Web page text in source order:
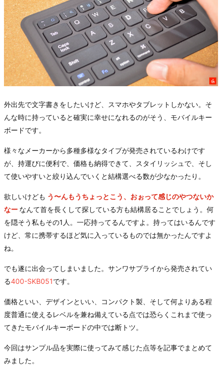
外出先で文字書きをしたいけど、スマホやタブレットしかない。そ
んな時に持っていると確実に幸せになれるのがそう、モバイルキー
ボードです。
様々なメーカーから多種多様なタイプが発売されているわけです
が、持運びに便利で、価格も納得できて、スタイリッシュで、そし
て使いやすいと絞り込んでいくと結構選べる数が少なかったり。
欲しいけども う〜んもうちょっとこう、おぉって感じのやつないか
なー なんて首を長くして探している方も結構居ることでしょう。何
を隠そう私もその1人。一応持ってるんですよ。持ってはいるんです
けど、常に携帯するほど気に入っているものでは無かったんですよ
ね。
でも遂に出会ってしまいました。サンワサプライから発売されてい
る400-SKB051です。
価格といい、デザインといい、コンパクト製、そして何よりある程
度普通に使えるレベルを兼ね備えている点では恐らくこれまで使っ
てきたモバイルキーボードの中では断トツ。
今回はサンプル品を実際に使ってみて感じた点等を記事でまとめて
みました。